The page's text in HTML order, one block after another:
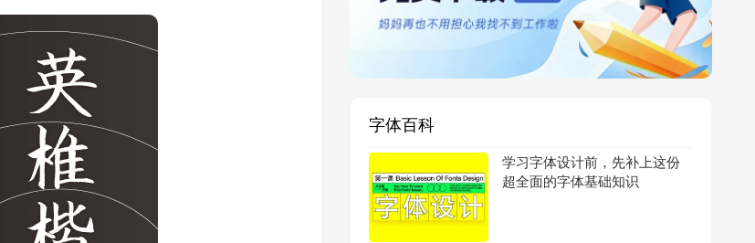
字体百科
学习字体设计前，先补上这份
超全面的字体基础知识